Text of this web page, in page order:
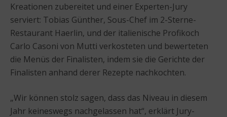
Kreationen zubereitet und einer Experten-Jury
serviert: Tobias Günther, Sous-Chef im 2-Sterne-
Restaurant Haerlin, und der italienische Profikoch
Carlo Casoni von Mutti verkosteten und bewerteten
die Menüs der Finalisten, indem sie die Gerichte der
Finalisten anhand derer Rezepte nachkochten.
„Wir können stolz sagen, dass das Niveau in diesem
Jahr keineswegs nachgelassen hat“, erklärt Jury-